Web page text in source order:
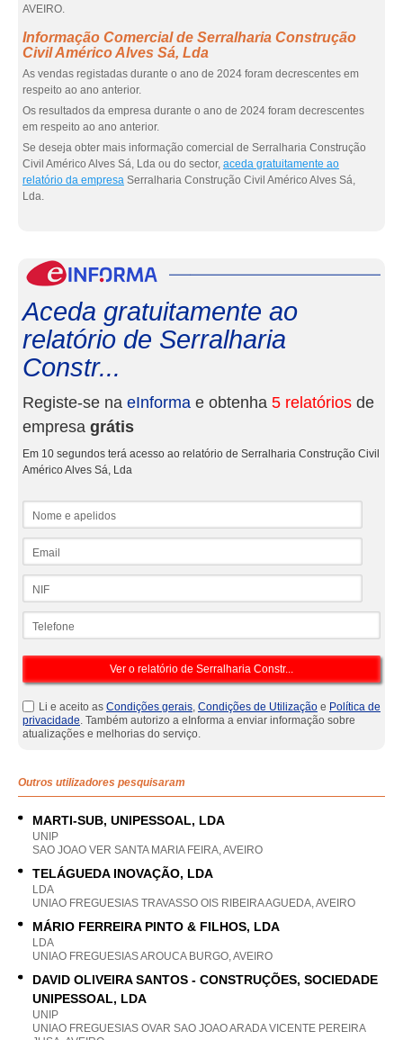
AVEIRO.
Informação Comercial de Serralharia Construção
Civil Américo Alves Sá, Lda
As vendas registadas durante o ano de 2024 foram decrescentes em
respeito ao ano anterior.
Os resultados da empresa durante o ano de 2024 foram decrescentes
em respeito ao ano anterior.
Se deseja obter mais informação comercial de Serralharia Construção
Civil Américo Alves Sá, Lda ou do sector, aceda gratuitamente ao
relatório da empresa Serralharia Construção Civil Américo Alves Sá,
Lda.
Aceda gratuitamente ao
relatório de Serralharia
Constr...
Registe-se na eInforma e obtenha 5 relatórios de
empresa grátis
Em 10 segundos terá acesso ao relatório de Serralharia Construção Civil
Américo Alves Sá, Lda
Li e aceito as Condições gerais, Condições de Utilização e Política de
privacidade. Também autorizo a eInforma a enviar informação sobre
atualizações e melhorias do serviço.
Outros utilizadores pesquisaram
MARTI-SUB, UNIPESSOAL, LDA
UNIP
SAO JOAO VER SANTA MARIA FEIRA, AVEIRO
TELÁGUEDA INOVAÇÃO, LDA
LDA
UNIAO FREGUESIAS TRAVASSO OIS RIBEIRA AGUEDA, AVEIRO
MÁRIO FERREIRA PINTO & FILHOS, LDA
LDA
UNIAO FREGUESIAS AROUCA BURGO, AVEIRO
DAVID OLIVEIRA SANTOS - CONSTRUÇÕES, SOCIEDADE
UNIPESSOAL, LDA
UNIP
UNIAO FREGUESIAS OVAR SAO JOAO ARADA VICENTE PEREIRA